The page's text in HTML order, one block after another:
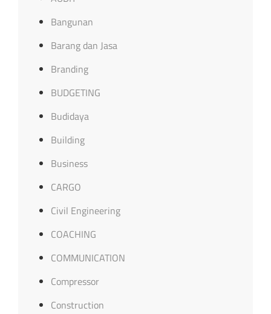
Bangunan
Barang dan Jasa
Branding
BUDGETING
Budidaya
Building
Business
CARGO
Civil Engineering
COACHING
COMMUNICATION
Compressor
Construction